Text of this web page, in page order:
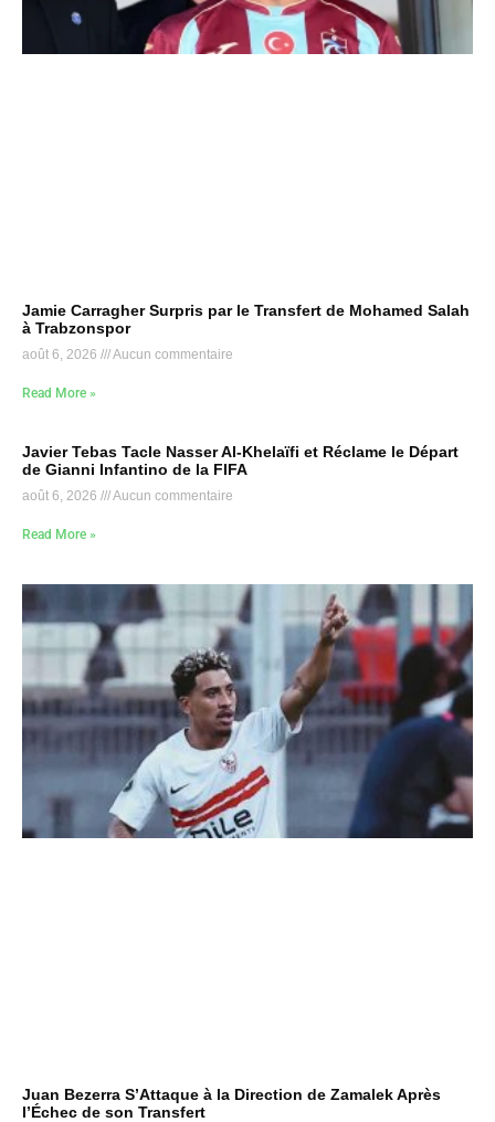
Jamie Carragher Surpris par le Transfert de Mohamed Salah
à Trabzonspor
août 6, 2026 Aucun commentaire
Read More »
Javier Tebas Tacle Nasser Al-Khelaïfi et Réclame le Départ
de Gianni Infantino de la FIFA
août 6, 2026 Aucun commentaire
Read More »
Juan Bezerra S’Attaque à la Direction de Zamalek Après
l’Échec de son Transfert